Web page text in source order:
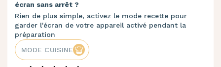
écran sans arrêt ?
Rien de plus simple, activez le mode recette pour
garder l'écran de votre appareil activé pendant la
préparation
MODE CUISINE